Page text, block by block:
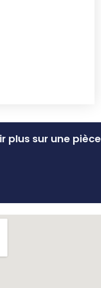
plus sur une pièce